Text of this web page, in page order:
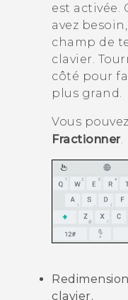
est activée.
avez
champ de
clavier.
côté pour
plus grand.
Vous
Fractionner.
clavier.